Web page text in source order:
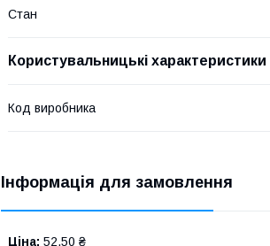
Стан
Користувальницькі характеристики
Код виробника
Інформація для замовлення
Ціна: 52,50 ₴